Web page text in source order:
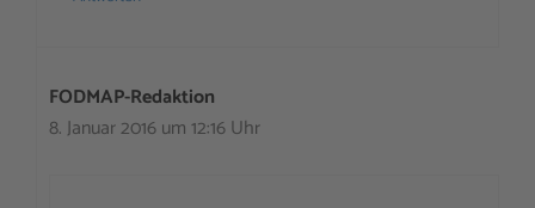
FODMAP-Redaktion
8. Januar 2016 um 12:16 Uhr